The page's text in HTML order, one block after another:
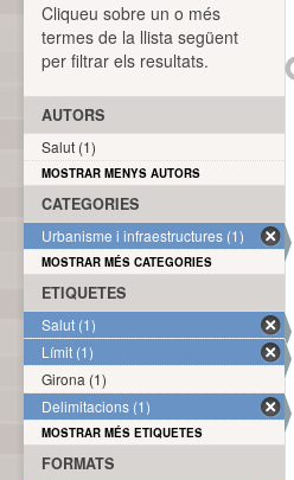
Cliqueu sobre un o més
termes de la llista següent
per filtrar els resultats.
AUTORS
Salut (1)
MOSTRAR MENYS AUTORS
CATEGORIES
Urbanisme i infraestructures (1)
MOSTRAR MÉS CATEGORIES
ETIQUETES
Salut (1)
Límit (1)
Girona (1)
Delimitacions (1)
MOSTRAR MÉS ETIQUETES
FORMATS